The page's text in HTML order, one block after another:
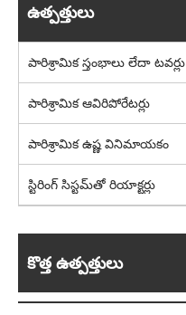
ఉత్పత్తులు
పారిశ్రామిక స్తంభాలు లేదా టవర్లు
పారిశ్రామిక ఆవిరిపోరేటర్లు
పారిశ్రామిక ఉష్ణ వినిమాయకం
స్టిరింగ్ సిస్టమ్‌తో రియాక్టర్లు
కొత్త ఉత్పత్తులు